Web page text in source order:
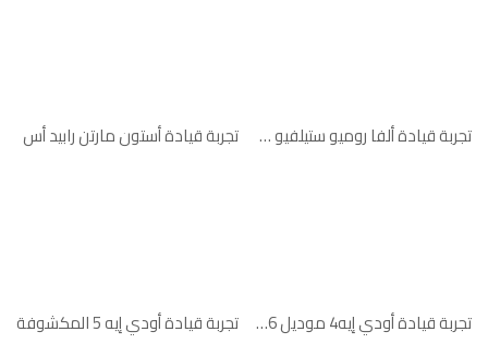
تجربة قيادة أستون مارتن رابيد أس تجربة قيادة ألفا روميو ستيلفيو سوبر
تجربة قيادة أودي إيه 5 المكشوفة تجربة قيادة أودي إيه4 موديل 2016